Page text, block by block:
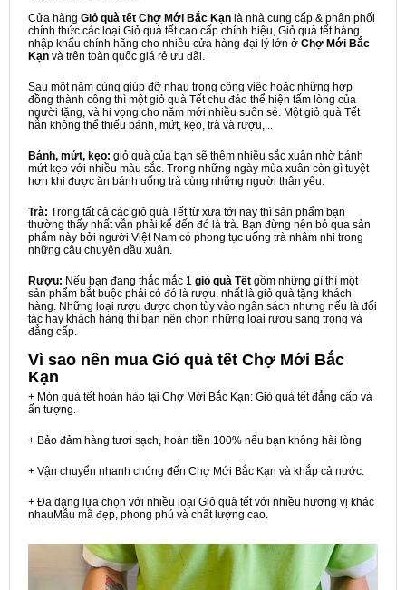
Cửa hàng Giỏ quà tết Chợ Mới Bắc Kạn là nhà cung cấp & phân phối
chính thức các loại Giỏ quà tết cao cấp chính hiệu, Giỏ quà tết hàng
nhập khẩu chính hãng cho nhiều cửa hàng đại lý lớn ở Chợ Mới Bắc
Kạn và trên toàn quốc giá rẻ ưu đãi.
Sau một năm cùng giúp đỡ nhau trong công việc hoặc những hợp
đồng thành công thì một giỏ quà Tết chu đáo thể hiện tấm lòng của
người tặng, và hi vọng cho năm mới nhiều suôn sẻ. Một giỏ quà Tết
hẳn không thể thiếu bánh, mứt, kẹo, trà và rượu,...
Bánh, mứt, kẹo: giỏ quà của bạn sẽ thêm nhiều sắc xuân nhờ bánh
mứt kẹo với nhiều màu sắc. Trong những ngày mùa xuân còn gì tuyệt
hơn khi được ăn bánh uống trà cùng những người thân yêu.
Trà: Trong tất cả các giỏ quà Tết từ xưa tới nay thì sản phẩm bạn
thường thấy nhất vẫn phải kể đến đó là trà. Bạn đừng nên bỏ qua sản
phẩm này bởi người Việt Nam có phong tục uống trà nhâm nhi trong
những câu chuyện đầu xuân.
Rượu: Nếu bạn đang thắc mắc 1 giỏ quà Tết gồm những gì thì một
sản phẩm bắt buộc phải có đó là rượu, nhất là giỏ quà tặng khách
hàng. Những loại rượu được chọn tùy vào ngân sách nhưng nếu là đối
tác hay khách hàng thì bạn nên chọn những loại rượu sang trọng và
đẳng cấp.
Vì sao nên mua Giỏ quà tết Chợ Mới Bắc
Kạn
+ Món quà tết hoàn hảo tại Chợ Mới Bắc Kạn: Giỏ quà tết đẳng cấp và
ấn tượng.
+ Bảo đảm hàng tươi sạch, hoàn tiền 100% nếu bạn không hài lòng
+ Vận chuyển nhanh chóng đến Chợ Mới Bắc Kạn và khắp cả nước.
+ Đa dạng lựa chọn với nhiều loại Giỏ quà tết với nhiều hương vị khác
nhauMẫu mã đẹp, phong phú và chất lượng cao.